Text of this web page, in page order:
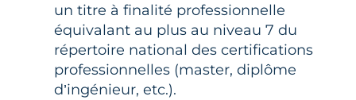
un titre à finalité professionnelle
équivalant au plus au niveau 7 du
répertoire national des certifications
professionnelles (master, diplôme
d’ingénieur, etc.).